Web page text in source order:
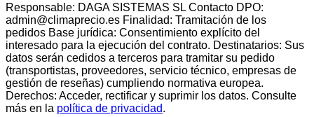
Responsable: DAGA SISTEMAS SL Contacto DPO:
admin@climaprecio.es Finalidad: Tramitación de los
pedidos Base jurídica: Consentimiento explícito del
interesado para la ejecución del contrato. Destinatarios: Sus
datos serán cedidos a terceros para tramitar su pedido
(transportistas, proveedores, servicio técnico, empresas de
gestión de reseñas) cumpliendo normativa europea.
Derechos: Acceder, rectificar y suprimir los datos. Consulte
más en la política de privacidad.